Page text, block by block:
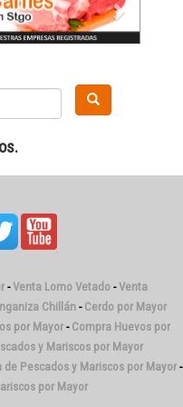
-Venta Lomo Vetado-Venta
Chillán - Cerdo por Mayor
por Mayor - Compra Huevos por
y Mariscos por Mayor
de Pescados y Mariscos por Mayor-
por Mayor